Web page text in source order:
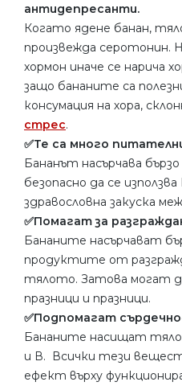
антидепресанти.
Когато ядене банан,
произвежда серотонин.
хормон иначе се нарича
защо бананите са
консумация на хора,
стрес.
✅Те са много
Бананът насърчава
безопасно да се
здравословна закуска
✅Помагат за
Бананите насърчават
продуктите от
тялото. Затова могат
празници и празници.
✅Подпомагат
Бананите насищат
и В. Всички тези
ефект върху